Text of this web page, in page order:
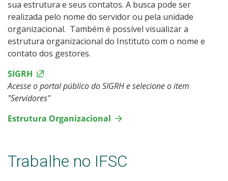
sua estrutura e seus contatos. A busca pode ser
realizada pelo nome do servidor ou pela unidade
organizacional. Também é possível visualizar a
estrutura organizacional do Instituto com o nome e
contato dos gestores.
SIGRH
Acesse o portal público do SIGRH e selecione o item
"Servidores"
Estrutura Organizacional
Trabalhe no IFSC